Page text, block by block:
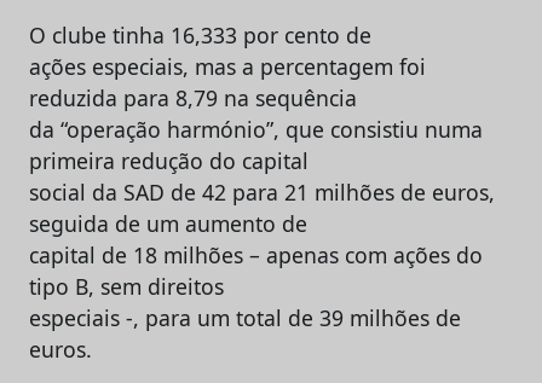
O clube tinha 16,333 por cento de
ações especiais, mas a percentagem foi
reduzida para 8,79 na sequência
da “operação harmónio”, que consistiu numa
primeira redução do capital
social da SAD de 42 para 21 milhões de euros,
seguida de um aumento de
capital de 18 milhões – apenas com ações do
tipo B, sem direitos
especiais -, para um total de 39 milhões de
euros.